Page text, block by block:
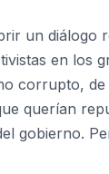
un
en los
corrupto,
querían
gobierno.